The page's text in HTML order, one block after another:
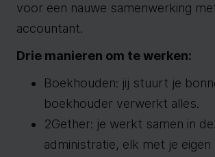
voor een nauwe samenwerking
accountant.
Drie manieren om te werken:
Boekhouden: jij stuurt je
boekhouder verwerkt alles.
2Gether: je werkt samen in
administratie, elk met je eigen